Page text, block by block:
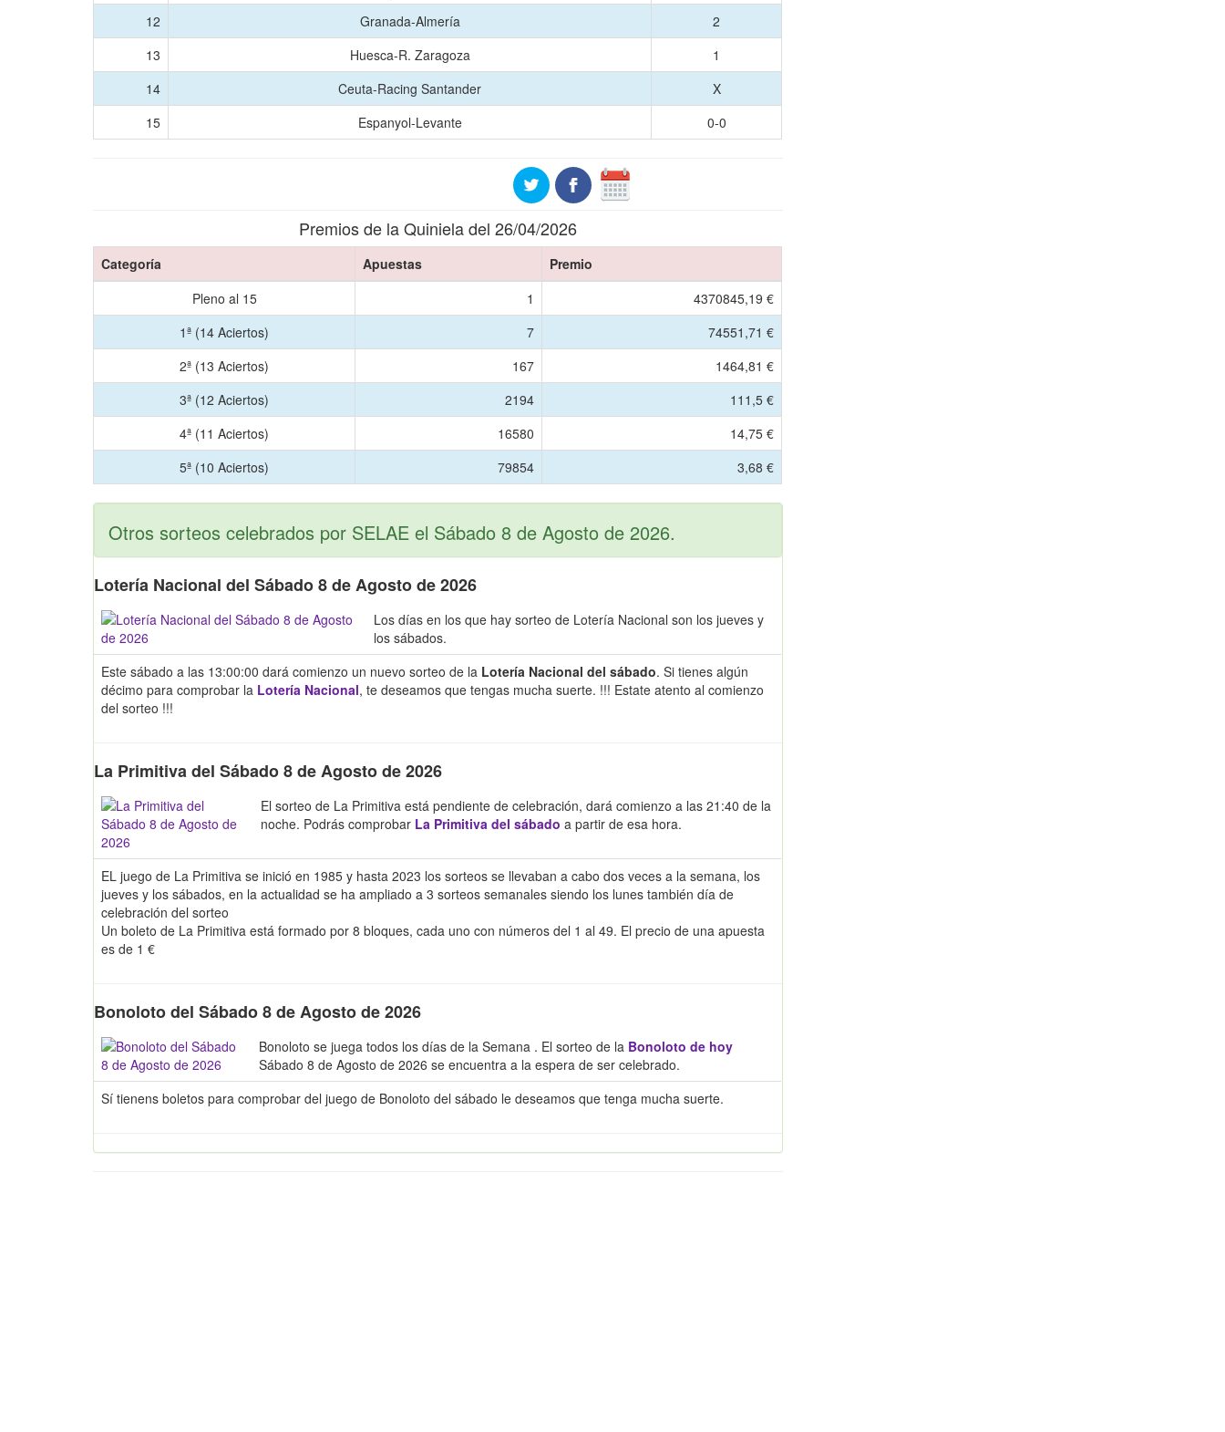
12
Granada-Almería
2
13
Huesca-R. Zaragoza
1
14
Ceuta-Racing Santander
X
15
Espanyol-Levante 0-0
Premios de la Quiniela del 26/04/2026
Categoría Apuestas
Premio
Pleno al 15
1
4370845,19 €
1ª (14 Aciertos)
7
74551,71 €
2ª (13 Aciertos)
167
1464,81 €
3ª (12 Aciertos)
2194
111,5 €
4ª (11 Aciertos)
16580
14,75 €
5ª (10 Aciertos)
79854 3,68 €
Otros sorteos celebrados por SELAE el Sábado 8 de Agosto de 2026.
Lotería Nacional del Sábado 8 de Agosto de 2026
Los días en los que hay sorteo de Lotería Nacional son los jueves y
los sábados.
Este sábado a las 13:00:00 dará comienzo un nuevo sorteo de la Lotería Nacional del sábado. Si tienes algún
décimo para comprobar la Lotería Nacional, te deseamos que tengas mucha suerte. !!! Estate atento al comienzo
del sorteo !!!
La Primitiva del Sábado 8 de Agosto de 2026
El sorteo de La Primitiva está pendiente de celebración, dará comienzo a las 21:40 de la
noche. Podrás comprobar La Primitiva del sábado a partir de esa hora.
EL juego de La Primitiva se inició en 1985 y hasta 2023 los sorteos se llevaban a cabo dos veces a la semana, los
jueves y los sábados, en la actualidad se ha ampliado a 3 sorteos semanales siendo los lunes también día de
celebración del sorteo
Un boleto de La Primitiva está formado por 8 bloques, cada uno con números del 1 al 49. El precio de una apuesta
es de 1 €
Bonoloto del Sábado 8 de Agosto de 2026
Bonoloto se juega todos los días de la Semana . El sorteo de la Bonoloto de hoy
Sábado 8 de Agosto de 2026 se encuentra a la espera de ser celebrado.
Sí tienens boletos para comprobar del juego de Bonoloto del sábado le deseamos que tenga mucha suerte.